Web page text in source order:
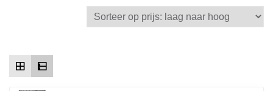
prijs:
laag